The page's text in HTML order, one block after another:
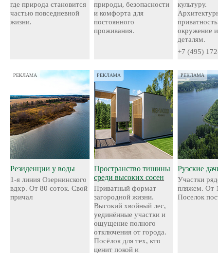
где природа становится
частью повседневной
жизни.
природы, безопасности
и комфорта для
постоянного
проживания.
культуру.
окружение
деталям.
+7 (495)
РЕКЛАМА
Резиденции у воды
1-я линия Озернинского
вдхр. От 80 соток. Свой
причал
РЕКЛАМА
Пространство тишины
среди высоких сосен
Приватный формат
загородной жизни.
Высокий хвойный лес,
уединённые участки и
ощущение полного
отключения от города.
Посёлок для тех, кто
ценит покой и
РЕКЛАМА
Рузские
Участки
пляжем. От
Поселок